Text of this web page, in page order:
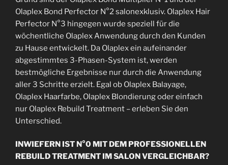
Olaplex Bond Perfector N°2 salonexklusiv. Olaplex Hair
Perfector N°3 hingegen wurde speziell für die
wöchentliche Olaplex Anwendung durch den Kunden
zu Hause entwickelt. Da Olaplex ein aufeinander
abgestimmtes 3-Phasen-System ist, werden
bestmögliche Ergebnisse nur durch die Anwendung
aller 3 Schritte erzielt. Egal ob Olaplex Balayage,
Olaplex Haarfarbe, Olaplex Blondierung oder einfach
nur Olaplex Rebuild Treatment – erleben Sie den
Unterschied.
INWIEFERN IST N°0 MIT DEM PROFESSIONELLEN
REBUILD TREATMENT IM SALON VERGLEICHBAR?